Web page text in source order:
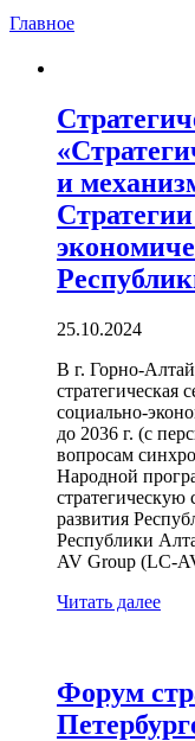
Главное
и
25.10.2024
В г. Горно-
стратегическая
социально-
до 2036 г. (с
вопросам
Народной
развития
Республики
AV Group (LC-
Читать далее
Форум